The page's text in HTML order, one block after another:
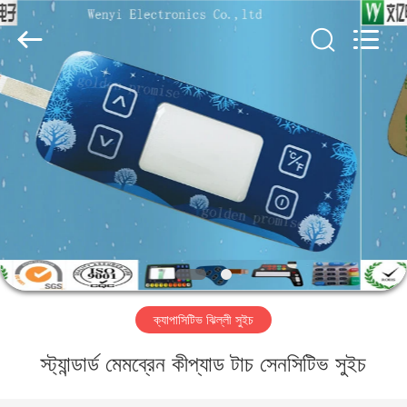
বাড়ি
পণ্য
আমাদের
সম্পর্কে
কারখানা
Jinyuanhang
Electronic
Technology
Co.,
All
Rights
Reserved.
ক্যাপাসিটিভ ঝিল্লী সুইচ
স্ট্যান্ডার্ড মেমব্রেন কীপ্যাড টাচ সেনসিটিভ সুইচ